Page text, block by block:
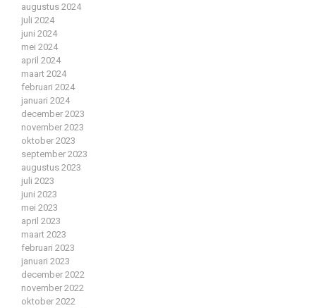
augustus 2024
juli 2024
juni 2024
mei 2024
april 2024
maart 2024
februari 2024
januari 2024
december 2023
november 2023
oktober 2023
september 2023
augustus 2023
juli 2023
juni 2023
mei 2023
april 2023
maart 2023
februari 2023
januari 2023
december 2022
november 2022
oktober 2022